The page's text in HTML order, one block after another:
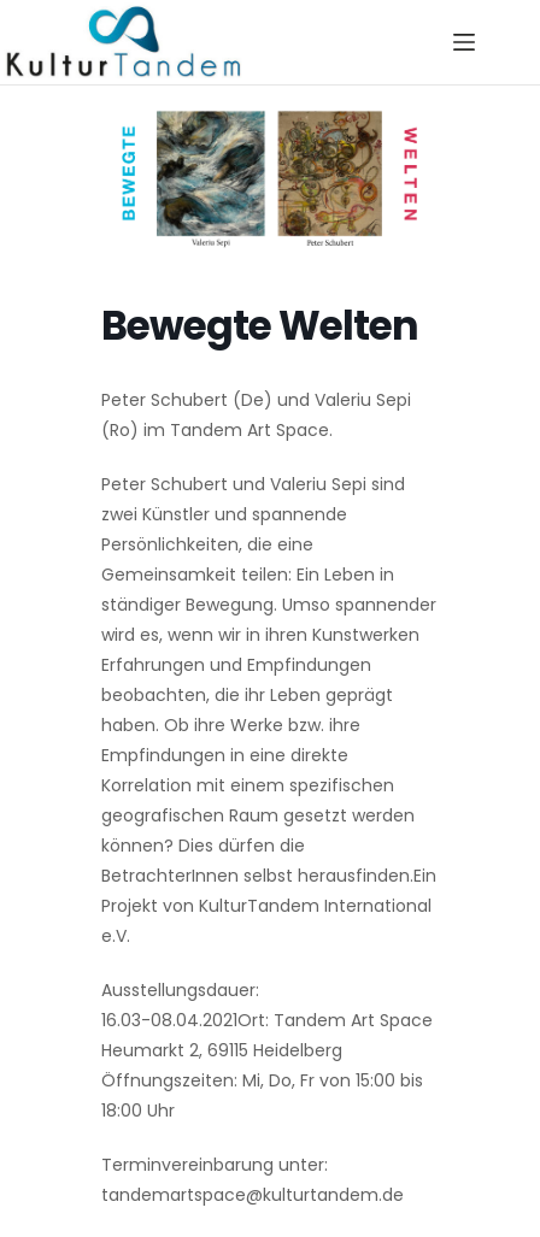
content
Bewegte Welten
Peter Schubert (De) und Valeriu Sepi
(Ro) im Tandem Art Space.
Peter Schubert und Valeriu Sepi sind
zwei Künstler und spannende
Persönlichkeiten, die eine
Gemeinsamkeit teilen: Ein Leben in
ständiger Bewegung. Umso spannender
wird es, wenn wir in ihren Kunstwerken
Erfahrungen und Empfindungen
beobachten, die ihr Leben geprägt
haben. Ob ihre Werke bzw. ihre
Empfindungen in eine direkte
Korrelation mit einem spezifischen
geografischen Raum gesetzt werden
können? Dies dürfen die
BetrachterInnen selbst herausfinden.Ein
Projekt von KulturTandem International
e.V.
Ausstellungsdauer:
16.03-08.04.2021Ort: Tandem Art Space
Heumarkt 2, 69115 Heidelberg
Öffnungszeiten: Mi, Do, Fr von 15:00 bis
18:00 Uhr
Terminvereinbarung unter:
tandemartspace@kulturtandem.de